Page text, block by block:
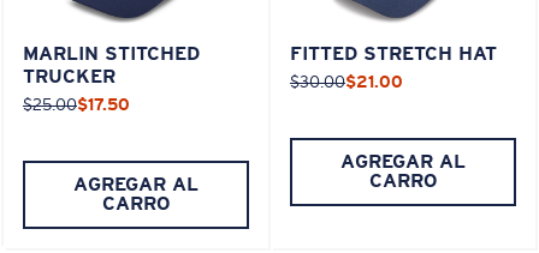
MARLIN STITCHED
TRUCKER
$25.00$17.50
AGREGAR AL
CARRO
FITTED STRETCH HAT
$30.00$21.00
AGREGAR AL
CARRO